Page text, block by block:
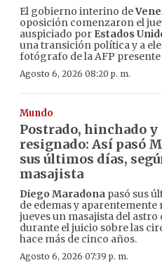
El gobierno interino de
oposición comenzaron el
auspiciado por Estados
una transición política y a
fotógrafo de la AFP
Agosto 6, 2026 08:20 p. m.
Mundo
Postrado, hinchado y
resignado: Así pasó
sus últimos días,
masajista
Diego Maradona pasó sus
de edemas y
jueves un masajista del astro
durante el juicio sobre las
hace más de cinco años.
Agosto 6, 2026 07:39 p. m.